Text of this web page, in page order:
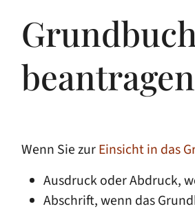
beantragen
Wenn Sie zurEinsicht in das
Ausdruck oder Abdruck,
Abschrift, wenn das